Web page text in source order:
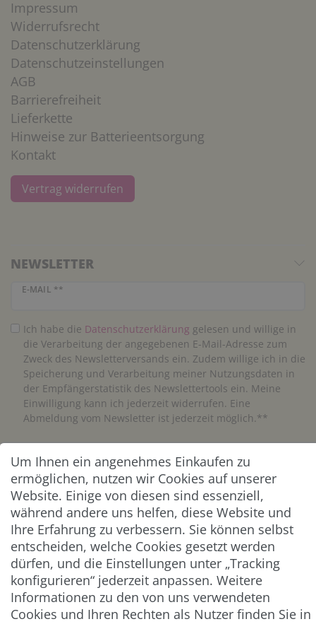
Impressum
Widerrufsrecht
Datenschutzerklärung
Datenschutzeinstellungen
AGB
Barrierefreiheit
Lieferkette
Hinweise zur Batterieentsorgung
Kontakt
Vertrag widerrufen
NEWSLETTER
E-MAIL **
Newsletter Honig
Ich habe die Daten­schutz­erklärung gelesen und willige in
die Verarbeitung der angegebenen E-Mail-Adresse zum
Zweck des Newsletterversands ein. Zudem willige ich in die
Speicherung und Verarbeitung meiner Nutzungsdaten in
der Empfängerstatistik des Newslettertools ein. Meine
Einwilligung kann ich jederzeit widerrufen. Eine
Abmeldung vom Newsletter ist jederzeit möglich.**
Abonnieren
** Hierbei handelt es sich um ein Pflichtfeld.
ZAHLUNG & VERSAND
Um Ihnen ein angenehmes Einkaufen zu
ermöglichen, nutzen wir Cookies auf unserer
Website. Einige von diesen sind essenziell,
während andere uns helfen, diese Website und
Ihre Erfahrung zu verbessern. Sie können selbst
entscheiden, welche Cookies gesetzt werden
dürfen, und die Einstellungen unter „Tracking
konfigurieren“ jederzeit anpassen. Weitere
Informationen zu den von uns verwendeten
Cookies und Ihren Rechten als Nutzer finden Sie in